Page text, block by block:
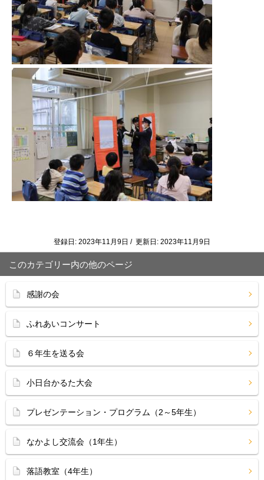
登録日: 2023年11月9日 / 更新日: 2023年11月9日
このカテゴリー内の他のページ
感謝の会
ふれあいコンサート
６年生を送る会
小日台かるた大会
プレゼンテーション・プログラム（2～5年生）
なかよし交流会（1年生）
落語教室（4年生）